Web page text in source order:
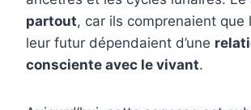
partout, car ils comprenaient que
leur futur dépendaient d’une
consciente avec le vivant.